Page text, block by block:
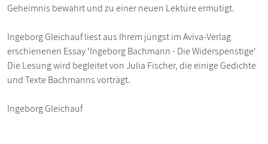
Geheimnis bewahrt und zu einer neuen Lektüre ermutigt.
Ingeborg Gleichauf liest aus Ihrem jüngst im Aviva-Verlag
erschienenen Essay 'Ingeborg Bachmann - Die Widerspenstige'
Die Lesung wird begleitet von Julia Fischer, die einige Gedichte
und Texte Bachmanns vorträgt.
Ingeborg Gleichauf